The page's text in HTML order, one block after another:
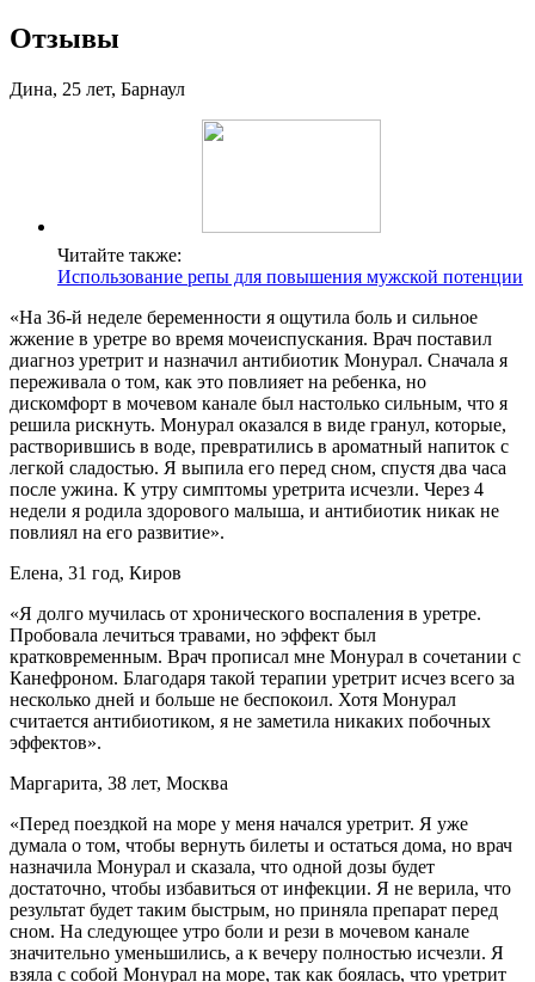
Отзывы
Дина, 25 лет, Барнаул
Читайте также:
Использование репы для повышения мужской потенции
«На 36-й неделе беременности я ощутила боль и сильное
жжение в уретре во время мочеиспускания. Врач поставил
диагноз уретрит и назначил антибиотик Монурал. Сначала я
переживала о том, как это повлияет на ребенка, но
дискомфорт в мочевом канале был настолько сильным, что я
решила рискнуть. Монурал оказался в виде гранул, которые,
растворившись в воде, превратились в ароматный напиток с
легкой сладостью. Я выпила его перед сном, спустя два часа
после ужина. К утру симптомы уретрита исчезли. Через 4
недели я родила здорового малыша, и антибиотик никак не
повлиял на его развитие».
Елена, 31 год, Киров
«Я долго мучилась от хронического воспаления в уретре.
Пробовала лечиться травами, но эффект был
кратковременным. Врач прописал мне Монурал в сочетании с
Канефроном. Благодаря такой терапии уретрит исчез всего за
несколько дней и больше не беспокоил. Хотя Монурал
считается антибиотиком, я не заметила никаких побочных
эффектов».
Маргарита, 38 лет, Москва
«Перед поездкой на море у меня начался уретрит. Я уже
думала о том, чтобы вернуть билеты и остаться дома, но врач
назначила Монурал и сказала, что одной дозы будет
достаточно, чтобы избавиться от инфекции. Я не верила, что
результат будет таким быстрым, но приняла препарат перед
сном. На следующее утро боли и рези в мочевом канале
значительно уменьшились, а к вечеру полностью исчезли. Я
взяла с собой Монурал на море, так как боялась, что уретрит